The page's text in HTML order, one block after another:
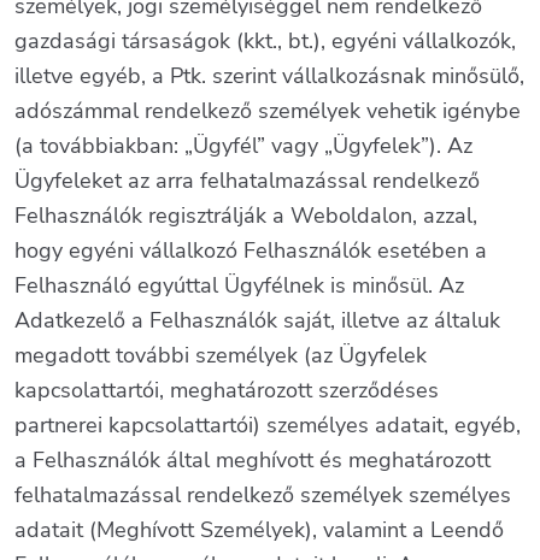
gazdasági társaságok (kkt., bt.), egyéni vállalkozók,
illetve egyéb, a Ptk. szerint vállalkozásnak minősülő,
adószámmal rendelkező személyek vehetik igénybe
(a továbbiakban: „Ügyfél” vagy „Ügyfelek”). Az
Ügyfeleket az arra felhatalmazással rendelkező
Felhasználók regisztrálják a Weboldalon, azzal,
hogy egyéni vállalkozó Felhasználók esetében a
Felhasználó egyúttal Ügyfélnek is minősül. Az
Adatkezelő a Felhasználók saját, illetve az általuk
megadott további személyek (az Ügyfelek
kapcsolattartói, meghatározott szerződéses
partnerei kapcsolattartói) személyes adatait, egyéb,
a Felhasználók által meghívott és meghatározott
felhatalmazással rendelkező személyek személyes
adatait (Meghívott Személyek), valamint a Leendő